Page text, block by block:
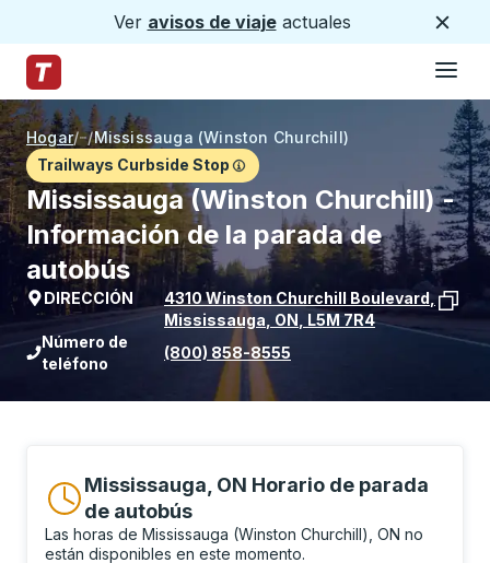
Ver avisos de viajeactuales
Página de inicio de Trailways
Hogar/ /Mississauga (Winston Churchill)
Trailways Curbside Stop
Mississauga (Winston Churchill) -
Información de la parada de
autobús
DIRECCIÓN 4310 Winston Churchill Boulevard
Mississauga ON L5M 7R4
Ver la ubicación de la parada en
Número de
teléfono
(800) 858-8555
Mississauga, ON Horario de parada
de autobús
Las horas de Mississauga (Winston Churchill), ON no
están disponibles en este momento.